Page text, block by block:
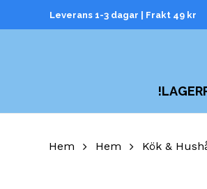
Leverans 1-3 dagar | Frakt 49 kr
Hem Hem Kök &